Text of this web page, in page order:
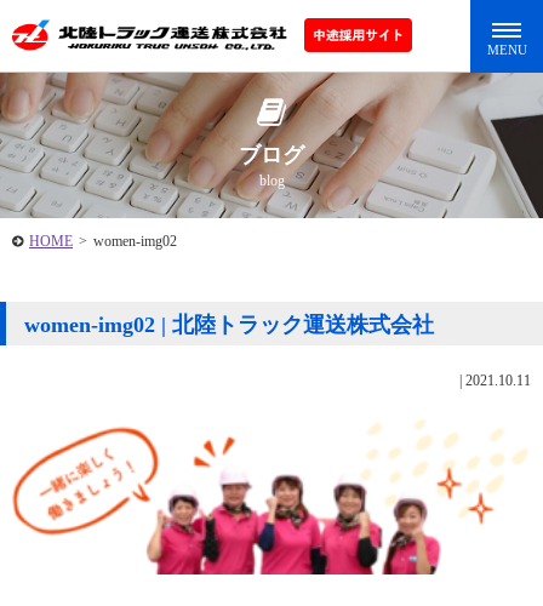
ブログ
blog
HOME > women-img02
women-img02 | 北陸トラック運送株式会社
2021.10.11